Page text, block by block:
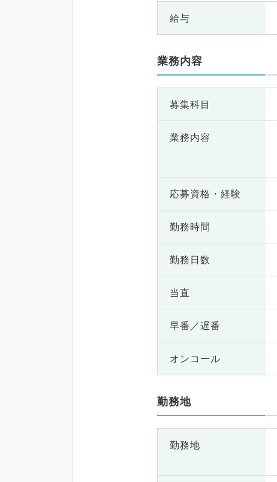
給与
業務内容
募集科目
業務内容
応募資格・ 経験
勤務時間
勤務日数
当直
早番／遅番
オンコール
勤務地
勤務地